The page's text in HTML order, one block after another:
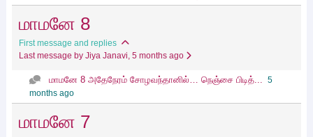
மாமனே 8
First message and replies
Last message by Jiya Janavi, 5 months ago
மாமனே 8 அதேநேரம் சோழவந்தானில்… நெஞ்சை பிடித்... 5
months ago
மாமனே 7